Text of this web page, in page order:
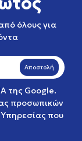
όλους για
Αποστολή
της Google.
προσωπικών
που